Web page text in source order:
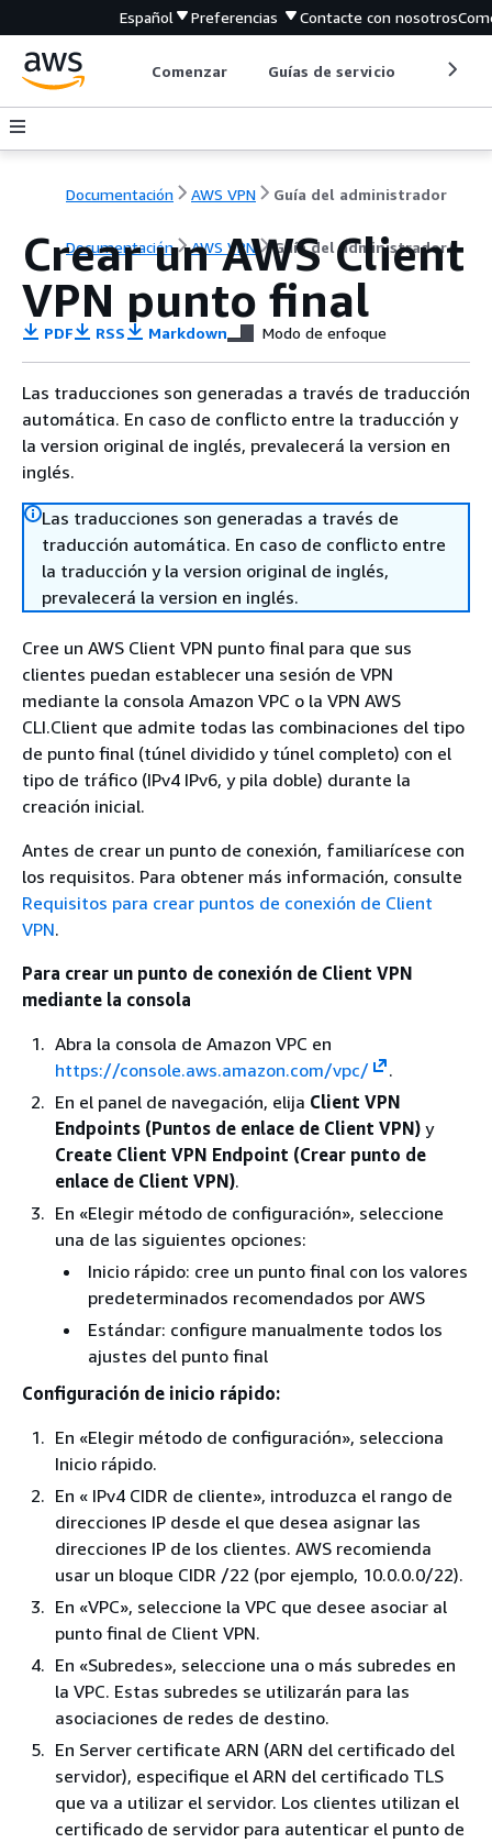
Español Preferencias Contacte con nosotros
Comenzar Guías de servicio
Documentación AWS VPN Guía del administrador
Documentación AWS VPN Guía del administrador
Crear un AWS Client
VPN punto final
PDF RSS Markdown Modo de enfoque
Las traducciones son generadas a través de traducción
automática. En caso de conflicto entre la traducción y
la version original de inglés, prevalecerá la version en
inglés.
Las traducciones son generadas a través de
traducción automática. En caso de conflicto entre
la traducción y la version original de inglés,
prevalecerá la version en inglés.
Cree un AWS Client VPN punto final para que sus
clientes puedan establecer una sesión de VPN
mediante la consola Amazon VPC o la VPN AWS
CLI.Client que admite todas las combinaciones del tipo
de punto final (túnel dividido y túnel completo) con el
tipo de tráfico (IPv4 IPv6, y pila doble) durante la
creación inicial.
Antes de crear un punto de conexión, familiarícese con
los requisitos. Para obtener más información, consulte
Requisitos para crear puntos de conexión de Client
VPN.
Para crear un punto de conexión de Client VPN
mediante la consola
Abra la consola de Amazon VPC en
https://console.aws.amazon.com/vpc/
.
En el panel de navegación, elija Client VPN
Endpoints (Puntos de enlace de Client VPN) y
Create Client VPN Endpoint (Crear punto de
enlace de Client VPN).
En «Elegir método de configuración», seleccione
una de las siguientes opciones:
Inicio rápido: cree un punto final con los valores
predeterminados recomendados por AWS
Estándar: configure manualmente todos los
ajustes del punto final
Configuración de inicio rápido:
En «Elegir método de configuración», selecciona
Inicio rápido.
En « IPv4 CIDR de cliente», introduzca el rango de
direcciones IP desde el que desea asignar las
direcciones IP de los clientes. AWS recomienda
usar un bloque CIDR /22 (por ejemplo, 10.0.0.0/22).
En «VPC», seleccione la VPC que desee asociar al
punto final de Client VPN.
En «Subredes», seleccione una o más subredes en
la VPC. Estas subredes se utilizarán para las
asociaciones de redes de destino.
En Server certificate ARN (ARN del certificado del
servidor), especifique el ARN del certificado TLS
que va a utilizar el servidor. Los clientes utilizan el
certificado de servidor para autenticar el punto de